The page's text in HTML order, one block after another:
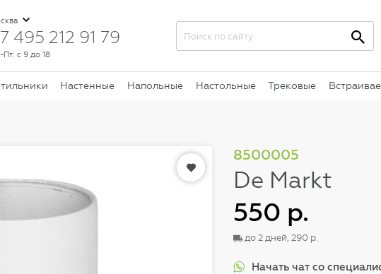
495 212 91 79
Пт: с 9 до 18
Настенные Напольные Настольные Трековые
8500005
De Markt
550 р.
до 2 дней, 290 р.
Начать чат со